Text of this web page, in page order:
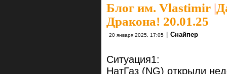
Блог им. Vlastimir |
Дракона! 20.01.25
20 января 2025, 17:05 Снайпер
Ситуация1:
НатГаз (NG) открыли